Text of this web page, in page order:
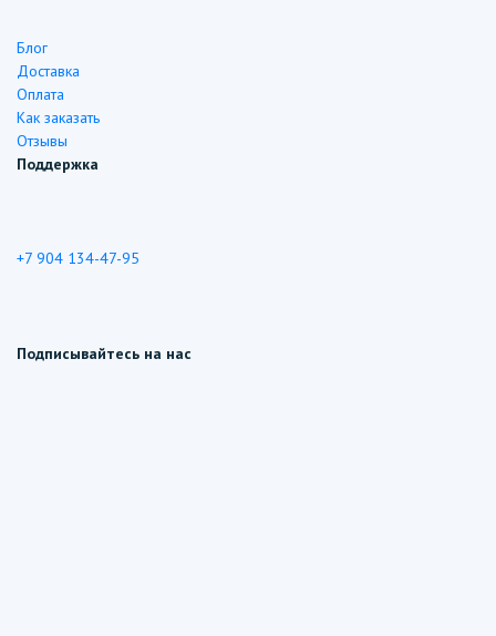
Блог
Доставка
Оплата
Как заказать
Отзывы
Поддержка
+7 904 134-47-95
Подписывайтесь на нас